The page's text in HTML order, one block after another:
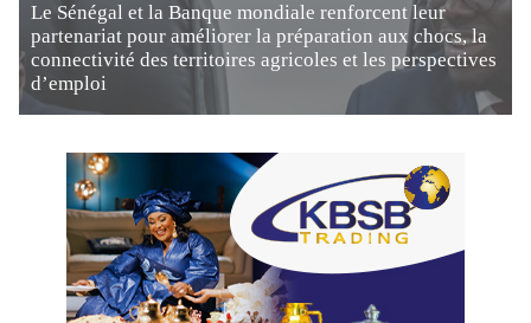
Le Sénégal et la Banque mondiale renforcent leur
partenariat pour améliorer la préparation aux chocs, la
connectivité des territoires agricoles et les perspectives
d’emploi